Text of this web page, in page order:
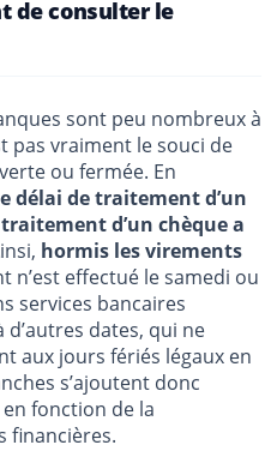
de consulter le
sont peu nombreux à
pas vraiment le souci de
ou fermée. En
délai de traitement d’un
d’un chèque a
hormis les virements
n’est effectué le samedi ou
services bancaires
dates, qui ne
aux jours fériés légaux en
s’ajoutent donc
fonction de la
financières.